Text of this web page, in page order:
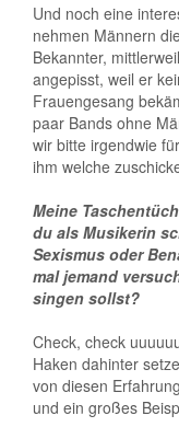
Und noch eine
nehmen Männern
Bekannter,
angepisst, weil er
Frauengesang
paar Bands ohne
wir bitte irgendwie
ihm welche
Meine
du als Musikerin
Sexismus oder
mal jemand
singen sollst?
Check, check
Haken dahinter
von diesen
und ein großes